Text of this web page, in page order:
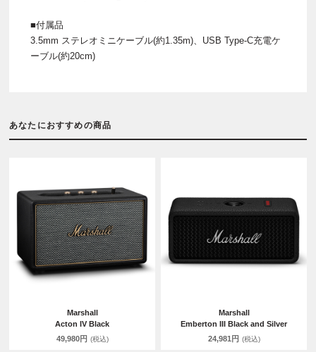
■付属品
3.5mm ステレオミニケーブル(約1.35m)、USB Type-C充電ケ
ーブル(約20cm)
あなたにおすすめの商品
Marshall
Acton IV Black
49,980円 (税込)
Marshall
Emberton III Black and Silver
24,981円 (税込)